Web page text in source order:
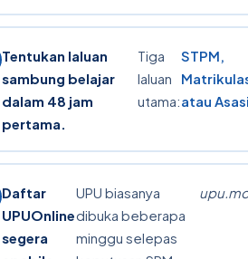
Tentukan laluan
sambung belajar
dalam 48 jam
pertama.
Tiga
laluan
utama:
STPM,
atau Asasi
Daftar
UPUOnline
segera
UPU biasanya
dibuka beberapa
minggu selepas